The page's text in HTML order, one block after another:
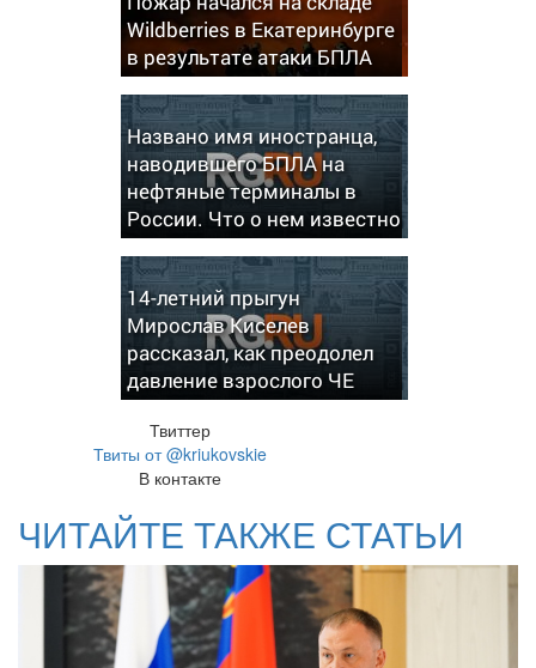
Wildberries в Екатеринбурге
в результате атаки БПЛА
Названо имя иностранца,
наводившего БПЛА на
нефтяные терминалы в
России. Что о нем известно
14-летний прыгун
Мирослав Киселев
рассказал, как преодолел
давление взрослого ЧЕ
Твиттер
Твиты от @kriukovskie
В контакте
ЧИТАЙТЕ ТАКЖЕ СТАТЬИ